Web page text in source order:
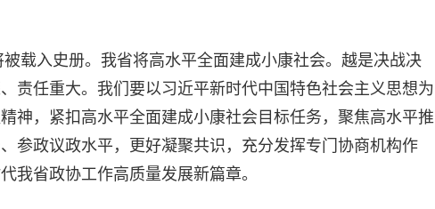
载入史册。我省将高水平全面建成小康社会。越是决战决
责任重大。我们要以习近平新时代中国特色社会主义思想为
神，紧扣高水平全面建成小康社会目标任务，聚焦高水平推
参政议政水平，更好凝聚共识，充分发挥专门协商机构作
我省政协工作高质量发展新篇章。